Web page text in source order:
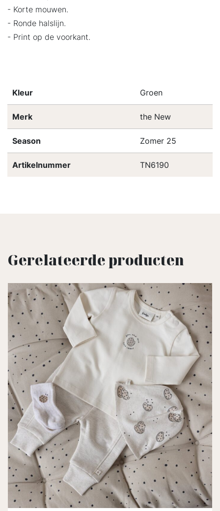
- Korte mouwen.
- Ronde halslijn.
- Print op de voorkant.
Kleur Groen
Merk the New
Season Zomer 25
Artikelnummer TN6190
Gerelateerde producten